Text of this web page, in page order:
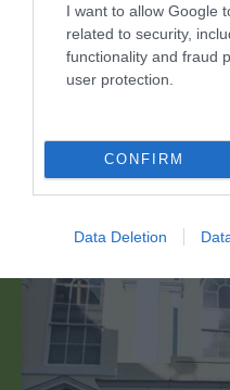
I want to allow Google
related to security,
functionality and fraud
user protection.
CONFIRM
Data Deletion
The
ddiddorol o sioeau a